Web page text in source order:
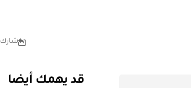
شارك
قد يهمك أيضا